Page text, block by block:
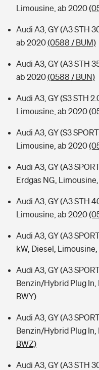
Limousine, ab 2020
Audi A3, GY (A3 STH
ab 2020(0588 / BUM)
Audi A3, GY (A3 STH
ab 2020(0588 / BUN)
Audi A3, GY (S3 STH
Limousine, ab 2020
Audi A3, GY (S3
Limousine, ab 2020
Audi A3, GY (A3
Erdgas NG,
Audi A3, GY (A3 STH
Limousine, ab 2020
Audi A3, GY (A3
kW, Diesel,
Audi A3, GY (A3
Benzin/Hybrid Plug
BWY)
Audi A3, GY (A3
Benzin/Hybrid Plug
BWZ)
Audi A3, GY (A3 STH